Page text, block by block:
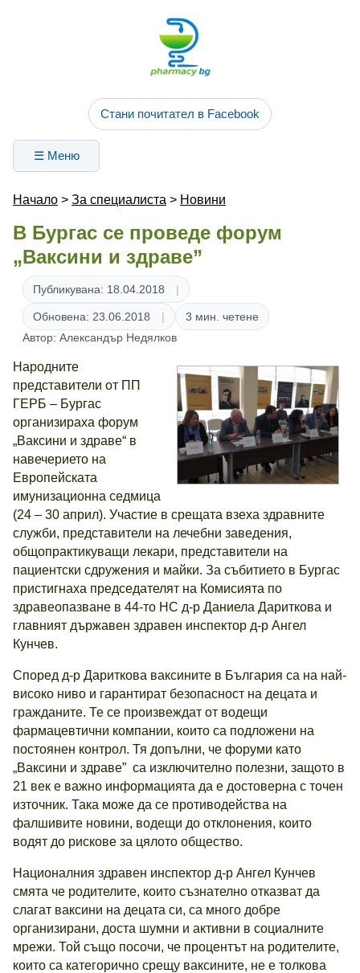
Стани почитател в Facebook
☰ Меню
Начало > За специалиста > Новини
В Бургас се проведе форум
„Ваксини и здраве”
Публикувана: 18.04.2018
Обновена: 23.06.2018
3 мин. четене
Автор: Александър Недялков
Народните
представители от ПП
ГЕРБ – Бургас
организираха форум
„Ваксини и здраве“ в
навечерието на
Европейската
имунизационна седмица
(24 – 30 април). Участие в срещата взеха здравните
служби, представители на лечебни заведения,
общопрактикуващи лекари, представители на
пациентски сдружения и майки. За събитието в Бургас
пристигнаха председателят на Комисията по
здравеопазване в 44-то НС д-р Даниела Дариткова и
главният държавен здравен инспектор д-р Ангел
Кунчев.
Според д-р Дариткова ваксините в България са на най-
високо ниво и гарантират безопасност на децата и
гражданите. Те се произвеждат от водещи
фармацевтични компании, които са подложени на
постоянен контрол. Тя допълни, че форуми като
„Ваксини и здраве” са изключително полезни, защото в
21 век е важно информацията да е достоверна с точен
източник. Така може да се противодейства на
фалшивите новини, водещи до отклонения, които
водят до рискове за цялото общество.
Националния здравен инспектор д-р Ангел Кунчев
смята че родителите, които съзнателно отказват да
слагат ваксини на децата си, са много добре
организирани, доста шумни и активни в социалните
мрежи. Той също посочи, че процентът на родителите,
които са категорично срещу ваксините, не е толкова